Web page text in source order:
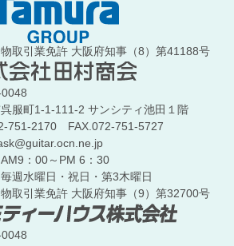
取引業免許 大阪府知事（8）第41188号
服町1-1-111-2 サンシティ池田１階
751-2170FAX.072-751-5727
：00～PM 6：30
週水曜日・祝日・第3木曜日
取引業免許 大阪府知事（9）第32700号